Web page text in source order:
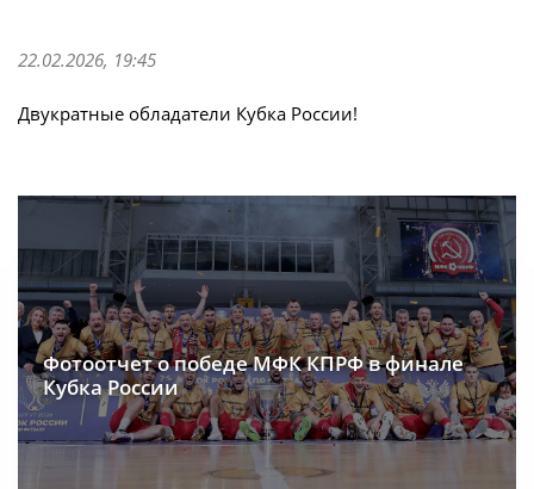
22.02.2026, 19:45
Двукратные обладатели Кубка России!
Фотоотчет о победе МФК КПРФ в финале
Кубка России